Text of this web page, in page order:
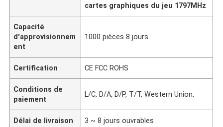
cartes graphiques du jeu 1797MHz
Capacité
d'approvisionnem
ent
1000 pièces 8 jours
Certification CE FCC ROHS
Conditions de
paiement
L/C, D/A, D/P, T/T, Western Union,
Délai de livraison 3 ~ 8 jours ouvrables